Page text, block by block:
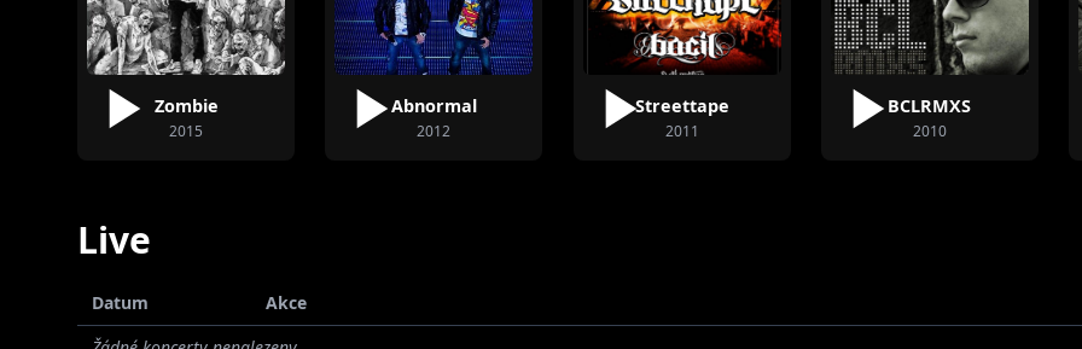
V pláne má postupne
Zombie
2015
Abnormal
2012
Streettape
2011
BCLRMXS
2010
Live
Datum
Akce